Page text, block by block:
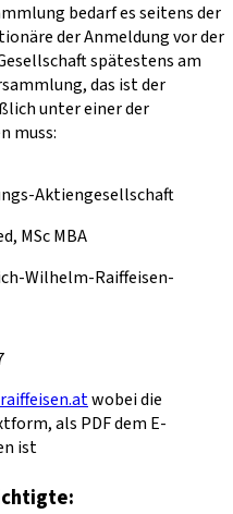
bedarf es seitens der
der Anmeldung vor der
spätestens am
das ist der
unter einer der
muss:
Aktiengesellschaft
MSc MBA
Wilhelm-Raiffeisen-
wobei die
als PDF dem E-
ist